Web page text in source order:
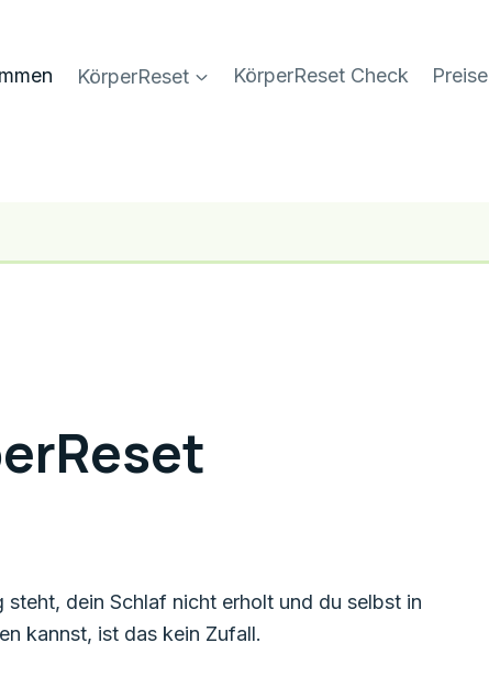
KörperReset KörperReset Check Preise
dein Schlaf nicht erholt und du selbst in
kannst, ist das kein Zufall.